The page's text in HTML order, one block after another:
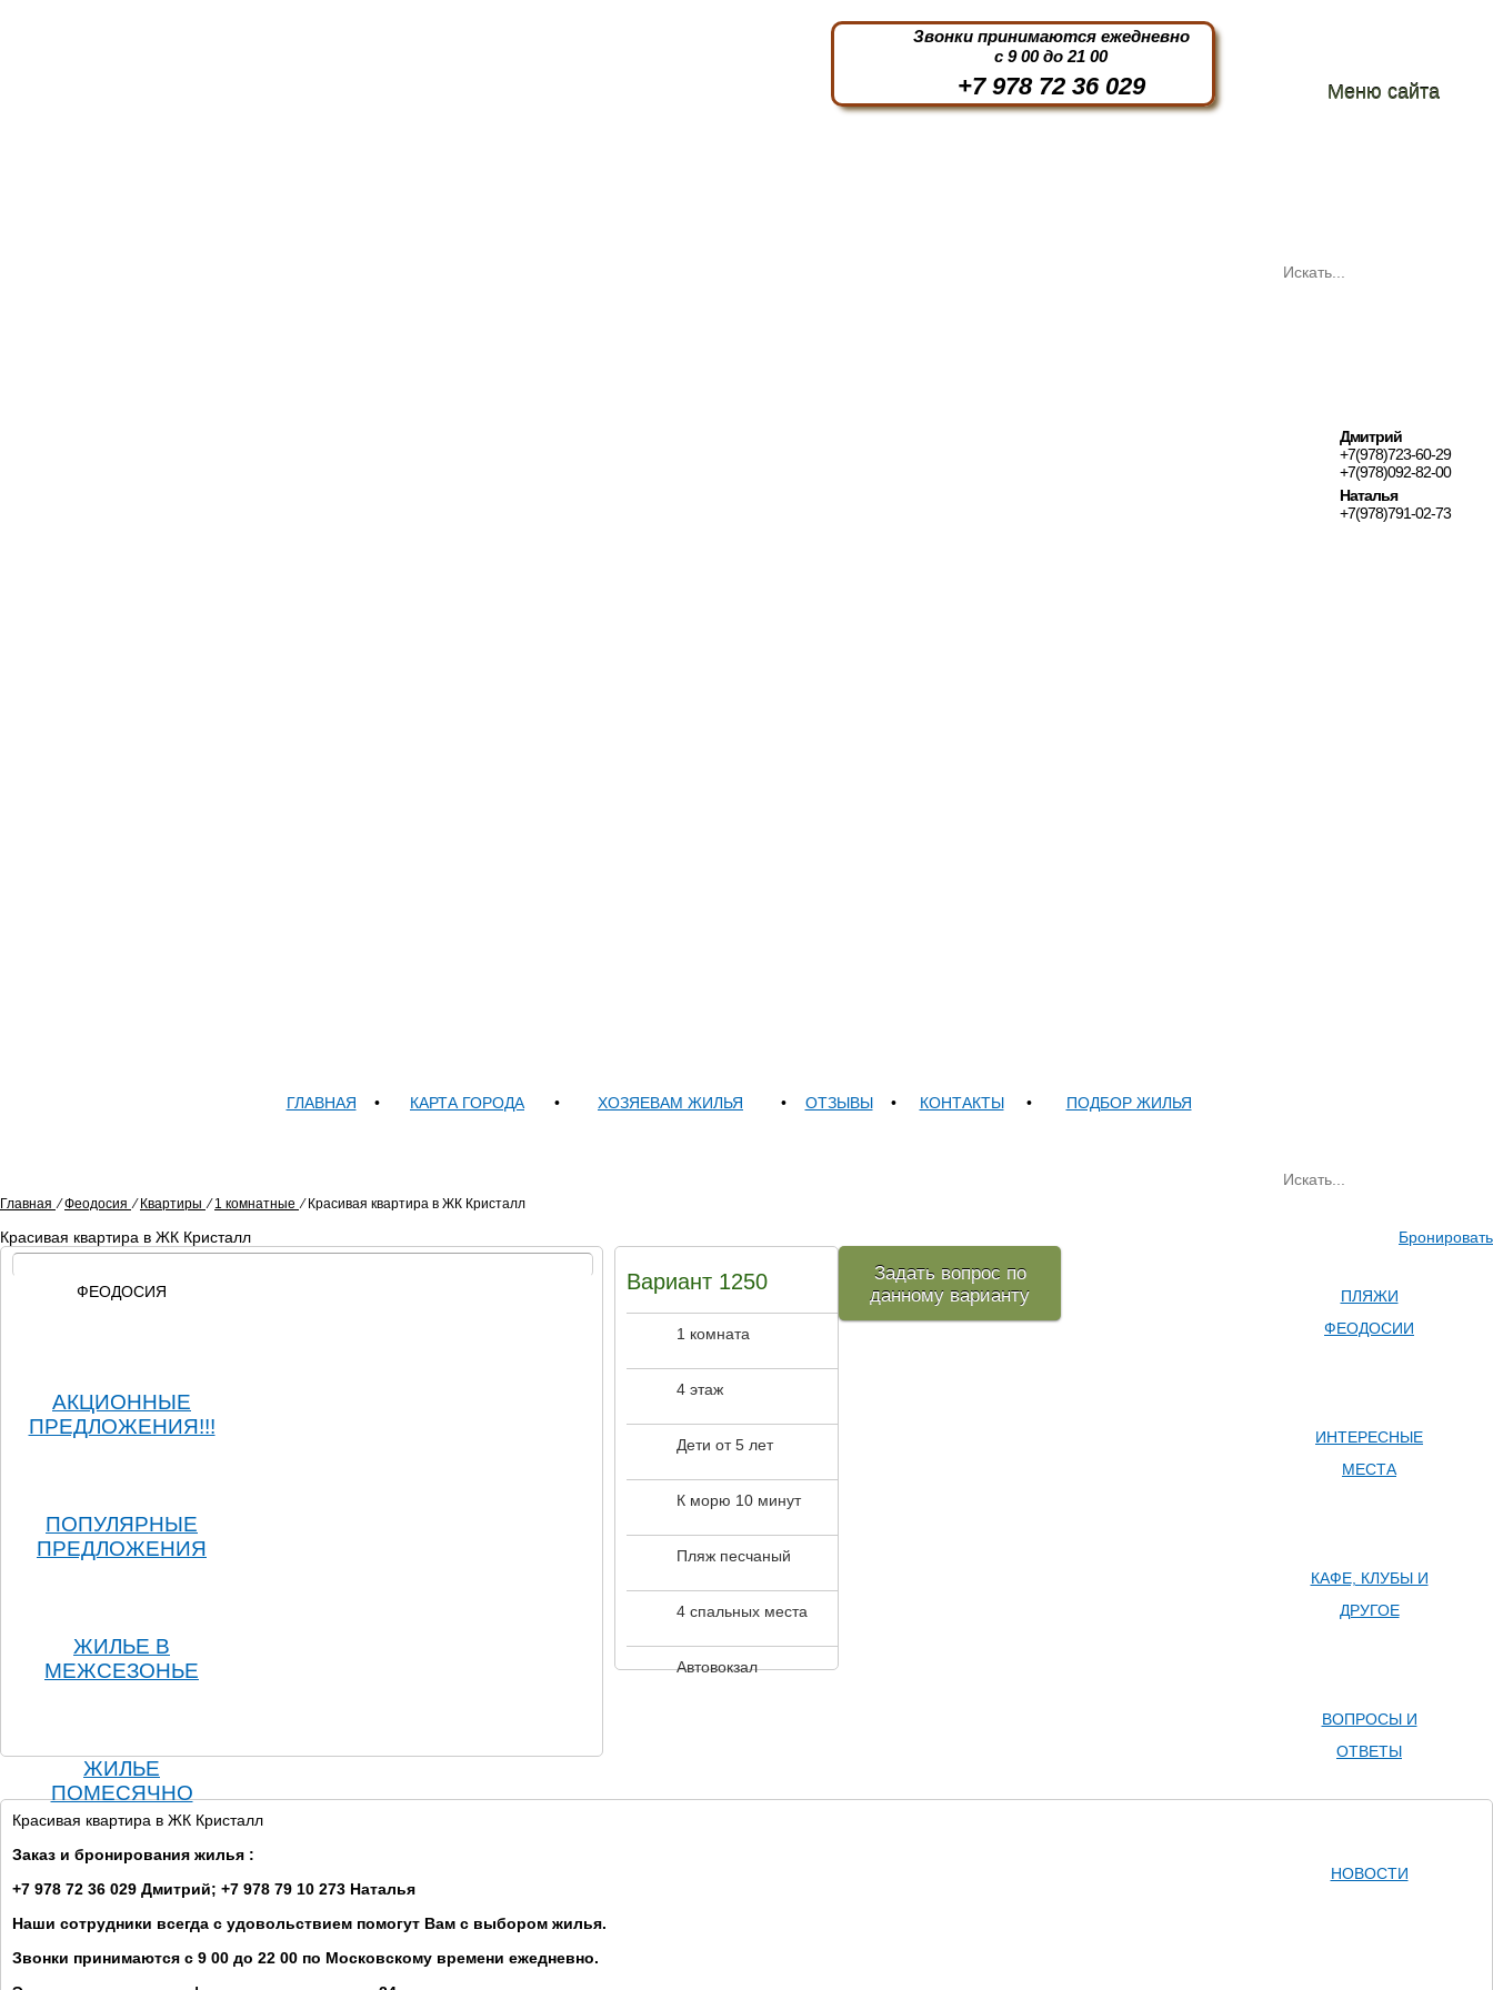
Дмитрий
+7(978)723-60-29
+7(978)092-82-00
Наталья
+7(978)791-02-73
Меню сайта
Звонки принимаются ежедневно
с 9 00 до 21 00
+7 978 72 36 029
ГЛАВНАЯ • КАРТА ГОРОДА • ХОЗЯЕВАМ ЖИЛЬЯ • ОТЗЫВЫ • КОНТАКТЫ • ПОДБОР ЖИЛЬЯ
Главная ⁄ Феодосия ⁄ Квартиры ⁄ 1 комнатные ⁄ Красивая квартира в ЖК Кристалл
Бронировать
Красивая квартира в ЖК Кристалл
Вариант 1250
1 комната
4 этаж
Дети от 5 лет
К морю 10 минут
Пляж песчаный
4 спальных места
Автовокзал
Задать вопрос по
данному варианту
Красивая квартира в ЖК Кристалл
Заказ и бронирования жилья :
+7 978 72 36 029 Дмитрий; +7 978 79 10 273 Наталья
Наши сотрудники всегда с удовольствием помогут Вам с выбором жилья.
Звонки принимаются с 9 00 до 22 00 по Московскому времени ежедневно.
ФЕОДОСИЯ
АКЦИОННЫЕ
ПРЕДЛОЖЕНИЯ!!!
ПОПУЛЯРНЫЕ
ПРЕДЛОЖЕНИЯ
ЖИЛЬЕ В
МЕЖСЕЗОНЬЕ
ЖИЛЬЕ
ПОМЕСЯЧНО
ПЛЯЖИ
ФЕОДОСИИ
ИНТЕРЕСНЫЕ
МЕСТА
КАФЕ, КЛУБЫ И
ДРУГОЕ
ВОПРОСЫ И
ОТВЕТЫ
НОВОСТИ